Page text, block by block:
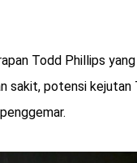
Todd Phillips
sakit, potensi kejutan